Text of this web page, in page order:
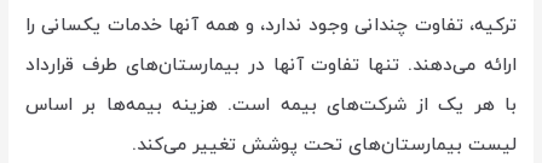
ترکیه، تفاوت چندانی وجود ندارد، و همه آنها خدمات یکسانی را
ارائه می‌دهند. تنها تفاوت آنها در بیمارستان‌های طرف قرارداد
با هر یک از شرکت‌های بیمه است. هزینه بیمه‌ها بر اساس
لیست بیمارستان‌های تحت پوشش تغییر می‌کند.